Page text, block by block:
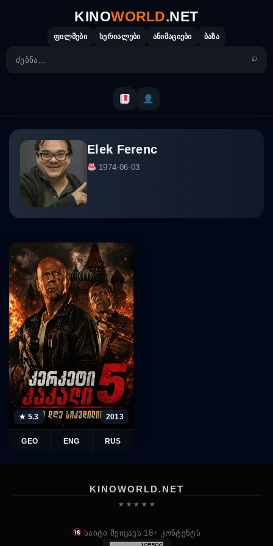
KINOWORLD.NET
ფილმები სერიალები ანიმაციები ბაზა
Elek Ferenc
1974-06-03
★ 5.3 2013
GEO ENG RUS
KINOWORLD.NET
★ ★ ★ ★ ★
საიტი შეიცავს 18+ კონტენტს